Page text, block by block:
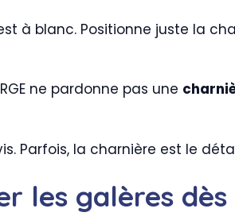
à blanc. Positionne juste la
ne pardonne pas une
Parfois, la charnière est le
les galères